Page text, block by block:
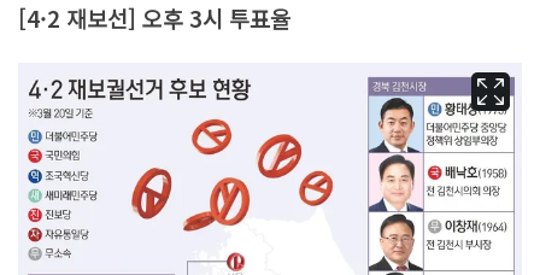
[4·2 재보선] 오후 3시 투표율